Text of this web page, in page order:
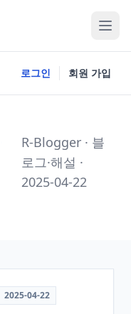
로그인 회원 가입
R-Blogger · 블
로그·해설 ·
2025-04-22
2025-04-22